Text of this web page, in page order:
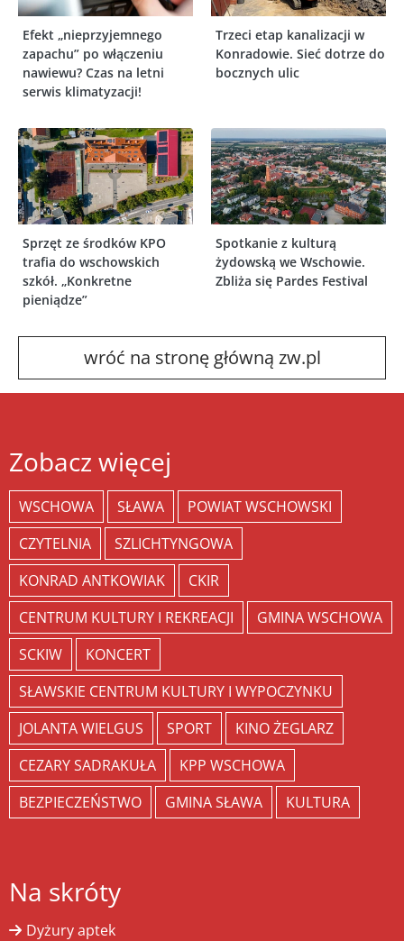
Efekt „nieprzyjemnego
zapachu” po włączeniu
nawiewu? Czas na letni
serwis klimatyzacji!
Trzeci etap kanalizacji w
Konradowie. Sieć dotrze do
bocznych ulic
Sprzęt ze środków KPO
trafia do wschowskich
szkół. „Konkretne
pieniądze”
Spotkanie z kulturą
żydowską we Wschowie.
Zbliża się Pardes Festival
wróć na stronę główną zw.pl
Zobacz więcej
WSCHOWA SŁAWA
POWIAT WSCHOWSKI
CZYTELNIA
SZLICHTYNGOWA
KONRAD ANTKOWIAK
CKIR
CENTRUM KULTURY I REKREACJI
GMINA WSCHOWA
SCKIW
KONCERT
SŁAWSKIE CENTRUM KULTURY I WYPOCZYNKU
JOLANTA WIELGUS
SPORT
KINO ŻEGLARZ
CEZARY SADRAKUŁA
KPP WSCHOWA
BEZPIECZEŃSTWO
GMINA SŁAWA KULTURA
Na skróty
Dyżury aptek